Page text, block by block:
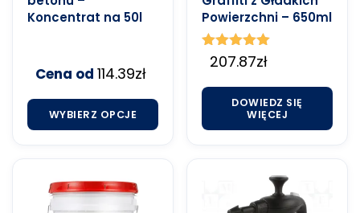
Koncentrat na 50l
Cena od 114.39zł
WYBIERZ OPCJE
Powierzchni – 650ml
Oceniono
5.00
207.87zł
DOWIEDZ SIĘ
WIĘCEJ